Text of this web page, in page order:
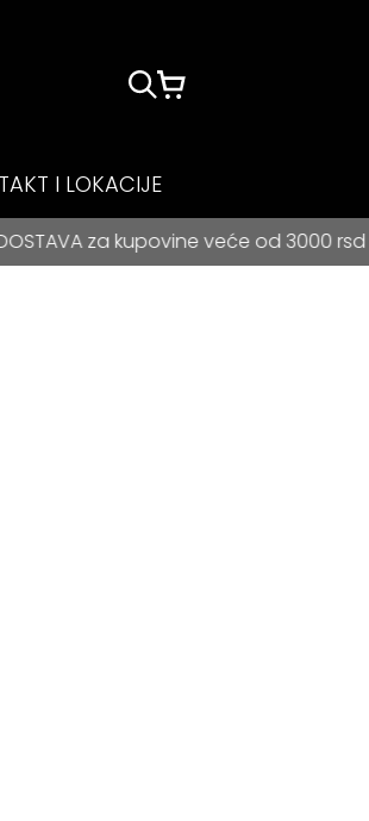
I LOKACIJE
od 3000 rsd • ONLINE PLAĆANJE NA